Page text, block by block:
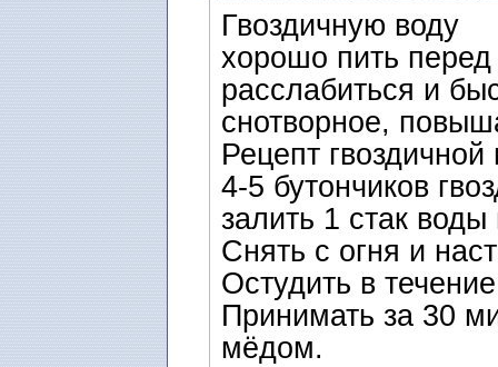
Гвоздичную воду
хорошо пить
расслабиться и
снотворное,
Рецепт
4-5 бутончиков
залить 1 стак
Снять с огня и
Остудить в
Принимать за 30
мёдом.